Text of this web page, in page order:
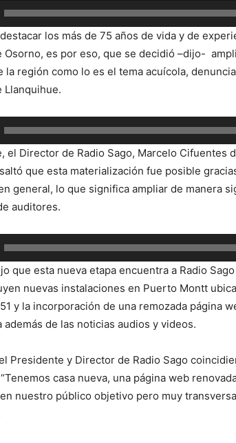
los más de 75 años de vida y de
Osorno, es por eso, que se decidió –dijo-
la región como lo es el tema acuícola,
Llanquihue.
el Director de Radio Sago, Marcelo Cifuentes
que esta materialización fue posible
general, lo que significa ampliar de manera
auditores.
que esta nueva etapa encuentra a Radio
nuevas instalaciones en Puerto Montt
y la incorporación de una remozada página
además de las noticias audios y videos.
Presidente y Director de Radio Sago
casa nueva, una página web
nuestro público objetivo pero muy